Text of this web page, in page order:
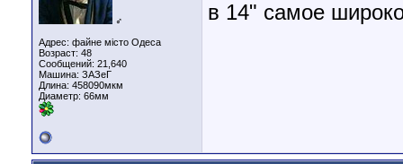
♂
Адрес: файне місто Одеса
Возраст: 48
Сообщений: 21,640
Машина: ЗАЗеГ
Длина: 458090мкм
Диаметр: 66мм
в 14" самое